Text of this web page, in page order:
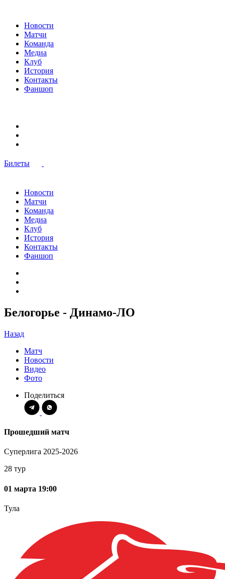
Новости
Матчи
Команда
Медиа
Клуб
История
Контакты
Фаншоп
Билеты
Новости
Матчи
Команда
Медиа
Клуб
История
Контакты
Фаншоп
Белогорье - Динамо-ЛО
Назад
Матч
Новости
Видео
Фото
Поделиться
Прошедший матч
Суперлига 2025-2026
28 тур
01 марта 19:00
Тула